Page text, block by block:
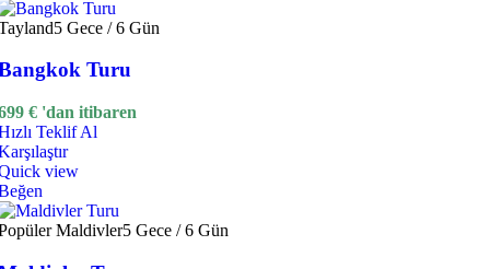
5 Gece / 6 Gün
Turu
€ 'dan itibaren
Teklif Al
view
Maldivler5 Gece / 6 Gün